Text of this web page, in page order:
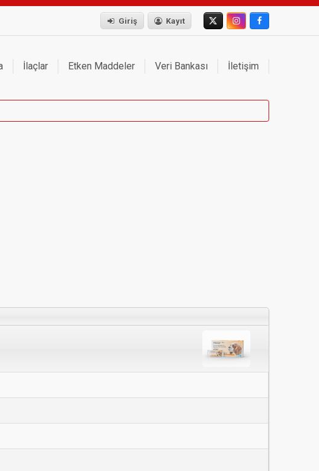
Giriş Kayıt
İlaçlar Etken Maddeler Veri Bankası İletişim